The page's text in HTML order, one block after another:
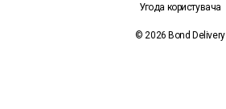
Угода користувача
© 2026 Bond Delivery